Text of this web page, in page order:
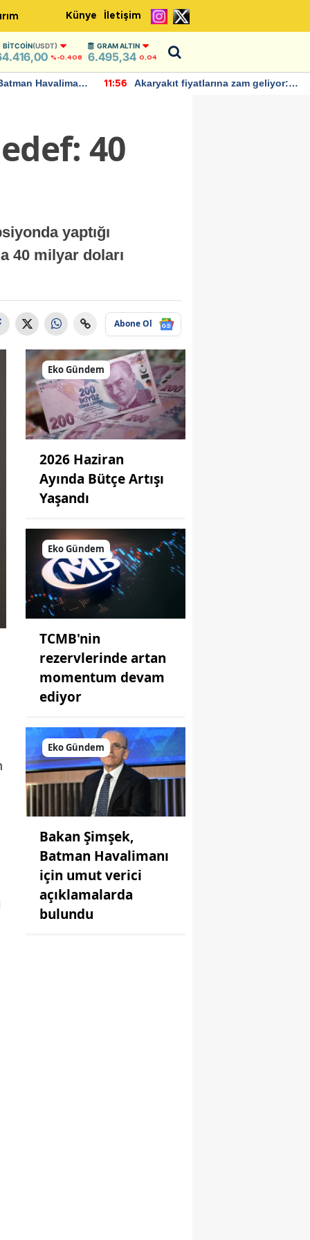
Künye İletişim
BITCOIN(USDT)
%-0.408
GRAM ALTIN
6.495,34 0,04
Havalimanı
11:56
Akaryakıt fiyatlarına zam geliyor:
40
yaptığı
40 milyar doları
Abone Ol
Eko Gündem
2026 Haziran
Ayında Bütçe Artışı
Yaşandı
Eko Gündem
TCMB'nin
rezervlerinde artan
momentum devam
ediyor
Eko Gündem
Bakan Şimşek,
Batman Havalimanı
için umut verici
açıklamalarda
bulundu